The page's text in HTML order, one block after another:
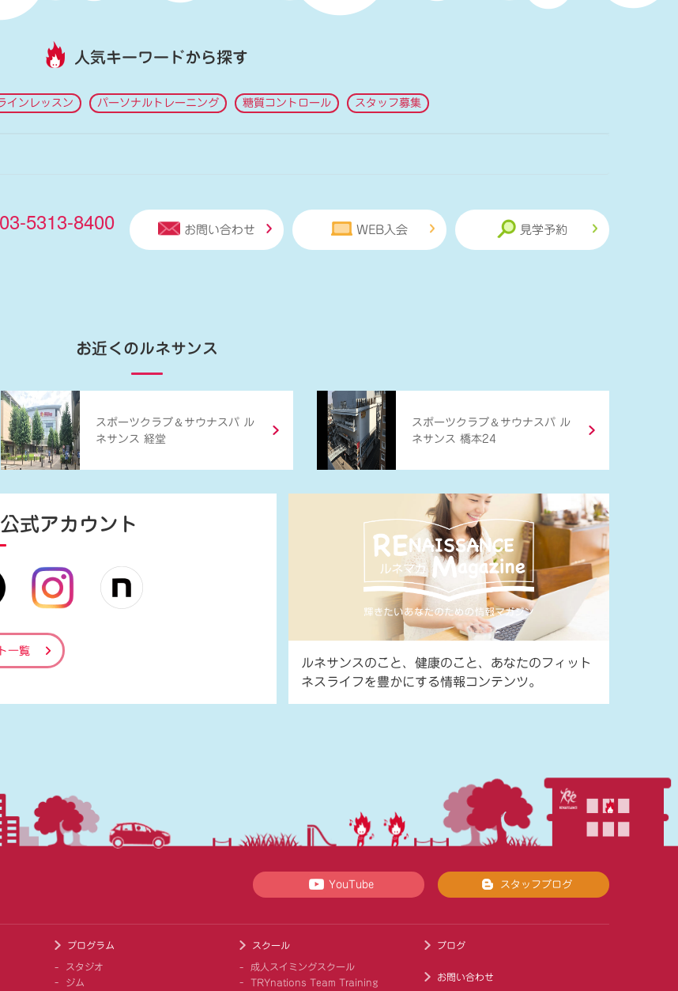
人気キーワードから探す
インレッスン パーソナルトレーニング 糖質コントロール スタッフ募集
03-5313-8400 お問い合わせ WEB入会 見学予約
お近くのルネサンス
スポーツクラブ ＆ サウナスパ ル
ネサンス 経堂
スポーツクラブ ＆ サウナスパ ル
ネサンス 橋本24
公式アカウント
一覧
ルネサンスのこと、健康のこと、あなたのフィット
ネスライフを豊かにする情報コンテンツ。
YouTube スタッフブログ
プログラム
スタジオ
ジム
スクール
成人スイミングスクール
TRYnations Team Training
ブログ
お問い合わせ